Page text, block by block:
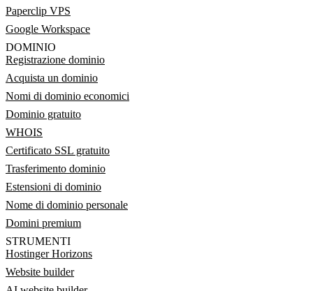
Paperclip VPS
Google Workspace
DOMINIO
Registrazione dominio
Acquista un dominio
Nomi di dominio economici
Dominio gratuito
WHOIS
Certificato SSL gratuito
Trasferimento dominio
Estensioni di dominio
Nome di dominio personale
Domini premium
STRUMENTI
Hostinger Horizons
Website builder